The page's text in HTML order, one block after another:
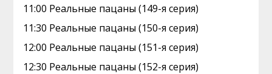
11:00 Реальные пацаны (149-я серия)
11:30 Реальные пацаны (150-я серия)
12:00 Реальные пацаны (151-я серия)
12:30 Реальные пацаны (152-я серия)